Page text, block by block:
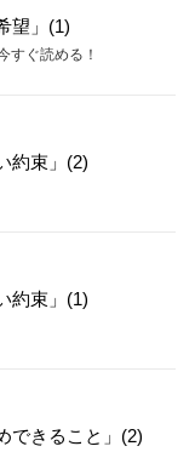
望」(1)
すぐ読める！
約束」(2)
約束」(1)
できること」(2)